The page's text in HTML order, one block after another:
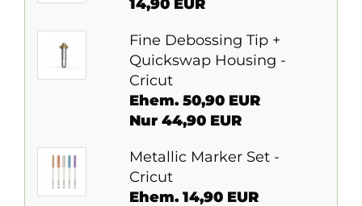
14,90 EUR
Fine Debossing Tip +
Quickswap Housing -
Cricut
Ehem. 50,90 EUR
Nur 44,90 EUR
Metallic Marker Set -
Cricut
Ehem. 14,90 EUR